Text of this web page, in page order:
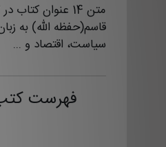
قاسم(حفظه الله) به
سیاست، اقتصاد و ...
فهرست